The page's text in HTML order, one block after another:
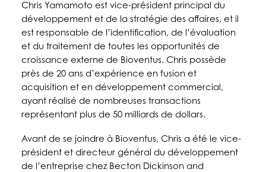
Chris Yamamoto est vice-président principal du
développement et de la stratégie des affaires, et il
est responsable de l’identification, de l’évaluation
et du traitement de toutes les opportunités de
croissance externe de Bioventus. Chris possède
près de 20 ans d’expérience en fusion et
acquisition et en développement commercial,
ayant réalisé de nombreuses transactions
représentant plus de 50 milliards de dollars.
Avant de se joindre à Bioventus, Chris a été le vice-
président et directeur général du développement
de l’entreprise chez Becton Dickinson and